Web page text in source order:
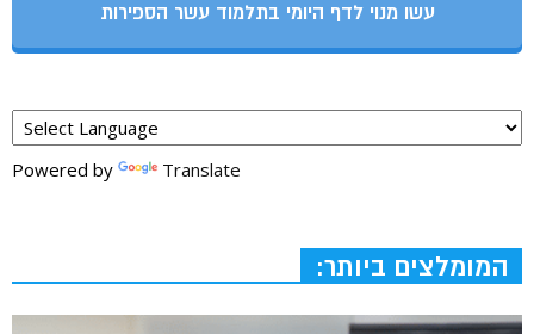
עשו מנוי לדף היומי בתלמוד עשר הספירות
Powered by Translate
המומלצים ביותר: